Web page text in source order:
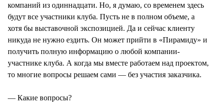
компаний из одиннадцати. Но, я думаю, со временем здесь
будут все участники клуба. Пусть не в полном объеме, а
хотя бы выставочной экспозицией. Да и сейчас клиенту
никуда не нужно ездить. Он может прийти в «Пирамиду» и
получить полную информацию о любой компании-
участнике клуба. А когда мы вместе работаем над проектом,
то многие вопросы решаем сами — без участия заказчика.
— Какие вопросы?